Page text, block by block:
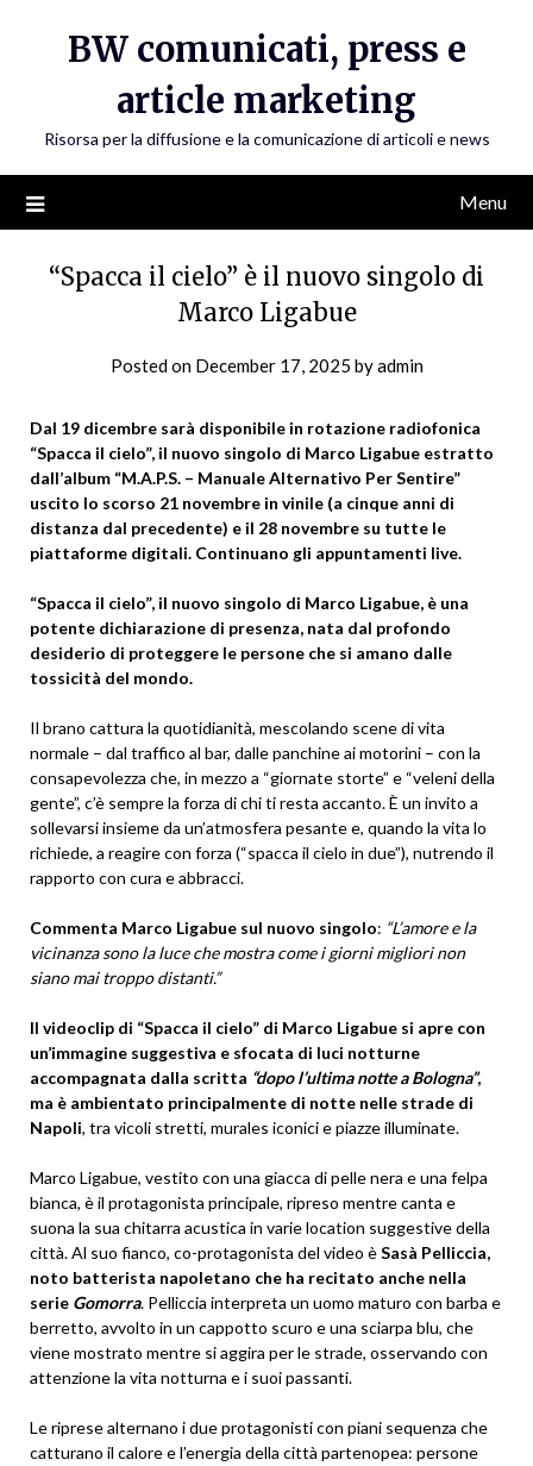
BW comunicati, press e
article marketing
Risorsa per la diffusione e la comunicazione di articoli e news
Menu
“Spacca il cielo” è il nuovo singolo di
Marco Ligabue
Posted on December 17, 2025 byadmin
Dal 19 dicembre sarà disponibile in rotazione radiofonica
“Spacca il cielo”, il nuovo singolo di Marco Ligabue estratto
dall’album “M.A.P.S. – Manuale Alternativo Per Sentire”
uscito lo scorso 21 novembre in vinile (a cinque anni di
distanza dal precedente) e il 28 novembre su tutte le
piattaforme digitali. Continuano gli appuntamenti live.
“Spacca il cielo”, il nuovo singolo di Marco Ligabue, è una
potente dichiarazione di presenza, nata dal profondo
desiderio di proteggere le persone che si amano dalle
tossicità del mondo.
Il brano cattura la quotidianità, mescolando scene di vita
normale – dal traffico al bar, dalle panchine ai motorini – con la
consapevolezza che, in mezzo a “giornate storte” e “veleni della
gente”, c’è sempre la forza di chi ti resta accanto. È un invito a
sollevarsi insieme da un’atmosfera pesante e, quando la vita lo
richiede, a reagire con forza (“spacca il cielo in due”), nutrendo il
rapporto con cura e abbracci.
Commenta Marco Ligabue sul nuovo singolo: “L’amore e la
vicinanza sono la luce che mostra come i giorni migliori non
siano mai troppo distanti.”
Il videoclip di “Spacca il cielo” di Marco Ligabue si apre con
un’immagine suggestiva e sfocata di luci notturne
accompagnata dalla scritta “dopo l’ultima notte a Bologna”,
ma è ambientato principalmente di notte nelle strade di
Napoli, tra vicoli stretti, murales iconici e piazze illuminate.
Marco Ligabue, vestito con una giacca di pelle nera e una felpa
bianca, è il protagonista principale, ripreso mentre canta e
suona la sua chitarra acustica in varie location suggestive della
città. Al suo fianco, co-protagonista del video èSasà Pelliccia,
noto batterista napoletano che ha recitato anche nella
serie Gomorra. Pelliccia interpreta un uomo maturo con barba e
berretto, avvolto in un cappotto scuro e una sciarpa blu, che
viene mostrato mentre si aggira per le strade, osservando con
attenzione la vita notturna e i suoi passanti.
Le riprese alternano i due protagonisti con piani sequenza che
catturano il calore e l’energia della città partenopea: persone